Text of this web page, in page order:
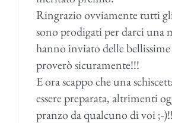
Ringrazio ovviamente tutti
sono prodigati per darci una
hanno inviato delle
proverò sicuramente!!!
E ora scappo che una
essere preparata, altrimenti
pranzo da qualcuno di voi ;-